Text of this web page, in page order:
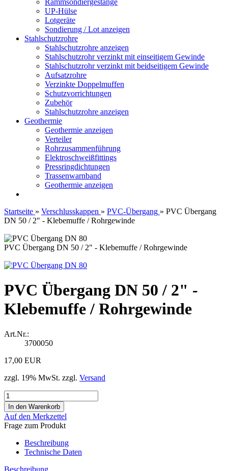
Rammsondiergestänge
UP-Hülse
Lotgeräte
Sondierung / Lot anzeigen
Stahlschutzrohre
Stahlschutzrohre anzeigen
Stahlschutzrohr verzinkt mit einseitigem Gewinde
Stahlschutzrohr verzinkt mit beidseitigem Gewinde
Aufsatzrohre
Verzinkte Doppelmuffen
Schutzvorrichtungen
Zubehör
Stahlschutzrohre anzeigen
Geothermie
Geothermie anzeigen
Verteiler
Rohrzusammenführung
Elektroschweißfittings
Pressringdichtungen
Trassenwarnband
Geothermie anzeigen
Startseite » Verschlusskappen » PVC-Übergang » PVC Übergang
DN 50 / 2" - Klebemuffe / Rohrgewinde
PVC Übergang DN 50 / 2" - Klebemuffe / Rohrgewinde
PVC Übergang DN 50 / 2" -
Klebemuffe / Rohrgewinde
Art.Nr.:
3700050
17,00 EUR
zzgl. 19% MwSt. zzgl. Versand
Auf den Merkzettel
Frage zum Produkt
Beschreibung
Technische Daten
Beschreibung